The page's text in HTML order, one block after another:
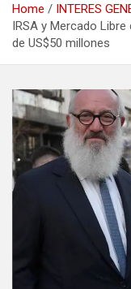
Home
INTERES
IRSA y Mercado
de US$50 millones